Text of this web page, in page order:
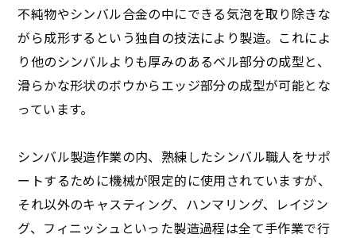
不純物やシンバル合金の中にできる気泡を取り除きな
がら成形するという独自の技法により製造。これによ
り他のシンバルよりも厚みのあるベル部分の成型と、
滑らかな形状のボウからエッジ部分の成型が可能とな
っています。
シンバル製造作業の内、熟練したシンバル職人をサポ
ートするために機械が限定的に使用されていますが、
それ以外のキャスティング、ハンマリング、レイジン
グ、フィニッシュといった製造過程は全て手作業で行